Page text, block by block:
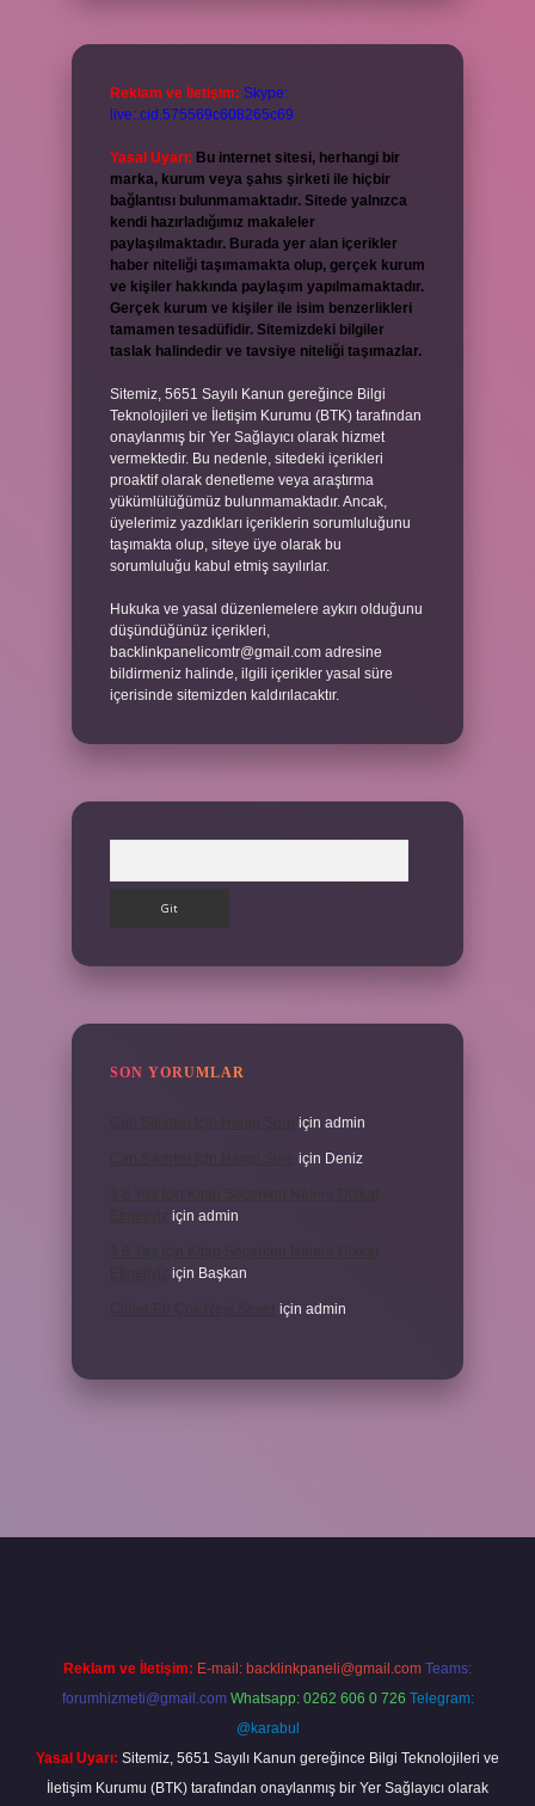
Reklam ve İletişim: Skype:
live:.cid.575569c608265c69
Yasal Uyarı: Bu internet sitesi, herhangi bir
marka, kurum veya şahıs şirketi ile hiçbir
bağlantısı bulunmamaktadır. Sitede yalnızca
kendi hazırladığımız makaleler
paylaşılmaktadır. Burada yer alan içerikler
haber niteliği taşımamakta olup, gerçek kurum
ve kişiler hakkında paylaşım yapılmamaktadır.
Gerçek kurum ve kişiler ile isim benzerlikleri
tamamen tesadüfidir. Sitemizdeki bilgiler
taslak halindedir ve tavsiye niteliği taşımazlar.
Sitemiz, 5651 Sayılı Kanun gereğince Bilgi
Teknolojileri ve İletişim Kurumu (BTK) tarafından
onaylanmış bir Yer Sağlayıcı olarak hizmet
vermektedir. Bu nedenle, sitedeki içerikleri
proaktif olarak denetleme veya araştırma
yükümlülüğümüz bulunmamaktadır. Ancak,
üyelerimiz yazdıkları içeriklerin sorumluluğunu
taşımakta olup, siteye üye olarak bu
sorumluluğu kabul etmiş sayılırlar.
Hukuka ve yasal düzenlemelere aykırı olduğunu
düşündüğünüz içerikleri,
backlinkpanelicomtr@gmail.com adresine
bildirmeniz halinde, ilgili içerikler yasal süre
içerisinde sitemizden kaldırılacaktır.
SON YORUMLAR
için admin
için Deniz
için admin
için Başkan
için admin
Reklam ve İletişim: E-mail: backlinkpaneli@gmail.com Teams:
forumhizmeti@gmail.com Whatsapp: 0262 606 0 726 Telegram:
@karabul
Yasal Uyarı: Sitemiz, 5651 Sayılı Kanun gereğince Bilgi Teknolojileri ve
İletişim Kurumu (BTK) tarafından onaylanmış bir Yer Sağlayıcı olarak